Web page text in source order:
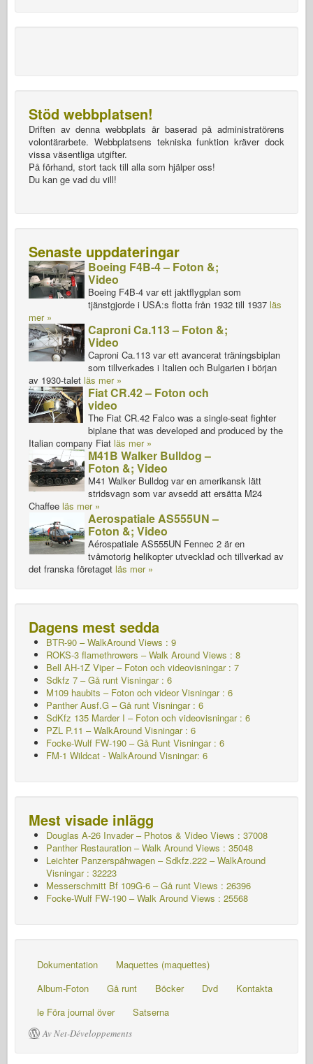
Stöd webbplatsen!
Driften av denna webbplats är baserad på administratörens
volontärarbete. Webbplatsens tekniska funktion kräver dock
vissa väsentliga utgifter.
På förhand, stort tack till alla som hjälper oss!
Du kan ge vad du vill!
Senaste uppdateringar
Boeing F4B-4 – Foton &;
Video
Boeing F4B-4 var ett jaktflygplan som
tjänstgjorde i USA:s flotta från 1932 till 1937 läs
mer »
Caproni Ca.113 – Foton &;
Video
Caproni Ca.113 var ett avancerat träningsbiplan
som tillverkades i Italien och Bulgarien i början
av 1930-talet läs mer »
Fiat CR.42 – Foton och
video
The Fiat CR.42 Falco was a single-seat fighter
biplane that was developed and produced by the
Italian company Fiat läs mer »
M41B Walker Bulldog –
Foton &; Video
M41 Walker Bulldog var en amerikansk lätt
stridsvagn som var avsedd att ersätta M24
Chaffee läs mer »
Aerospatiale AS555UN –
Foton &; Video
Aérospatiale AS555UN Fennec 2 är en
tvåmotorig helikopter utvecklad och tillverkad av
det franska företaget läs mer »
Dagens mest sedda
BTR-90 – WalkAround Views : 9
ROKS-3 flamethrowers – Walk Around Views : 8
Bell AH-1Z Viper – Foton och videovisningar : 7
Sdkfz 7 – Gå runt Visningar : 6
M109 haubits – Foton och videor Visningar : 6
Panther Ausf.G – Gå runt Visningar : 6
SdKfz 135 Marder I – Foton och videovisningar : 6
PZL P.11 – WalkAround Visningar : 6
Focke-Wulf FW-190 – Gå Runt Visningar : 6
FM-1 Wildcat - WalkAround Visningar: 6
Mest visade inlägg
Douglas A-26 Invader – Photos & Video Views : 37008
Panther Restauration – Walk Around Views : 35048
Leichter Panzerspähwagen – Sdkfz.222 – WalkAround
Visningar : 32223
Messerschmitt Bf 109G-6 – Gå runt Views : 26396
Focke-Wulf FW-190 – Walk Around Views : 25568
Dokumentation
Maquettes (maquettes)
Album-Foton
Gå runt Böcker Dvd
Kontakta
le Föra journal över
Satserna
Av Net-Développements